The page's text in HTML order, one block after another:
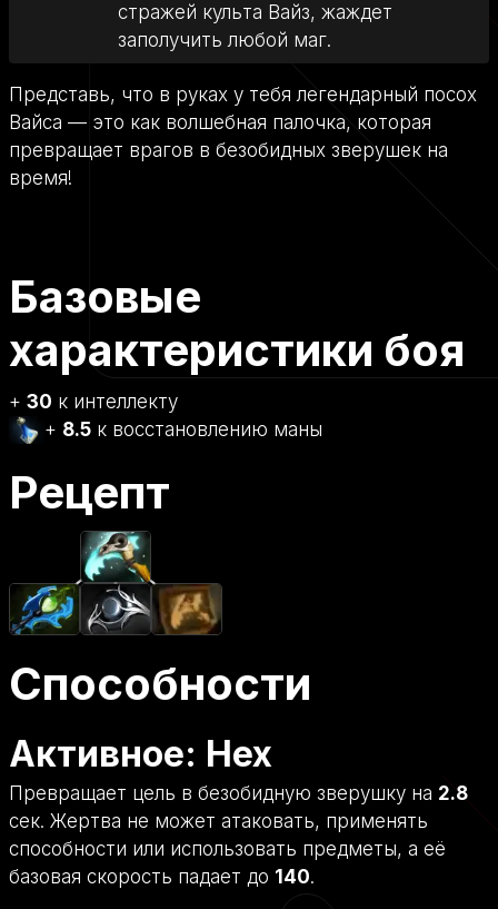
стражей культа Вайз, жаждет
заполучить любой маг.
Представь, что в руках у тебя легендарный посох
Вайса — это как волшебная палочка, которая
превращает врагов в безобидных зверушек на
время!
Базовые
характеристики боя
+ 30 к интеллекту
+ 8.5 к восстановлению маны
Рецепт
Способности
Активное: Hex
Превращает цель в безобидную зверушку на 2.8
сек. Жертва не может атаковать, применять
способности или использовать предметы, а её
базовая скорость падает до 140.